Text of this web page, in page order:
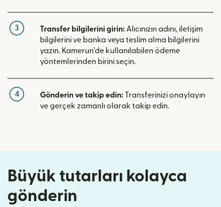
3 Transfer bilgilerini girin: Alıcınızın adını, iletişim
bilgilerini ve banka veya teslim alma bilgilerini
yazın. Kamerun'de kullanılabilen ödeme
yöntemlerinden birini seçin.
4 Gönderin ve takip edin: Transferinizi onaylayın
ve gerçek zamanlı olarak takip edin.
Büyük tutarları kolayca
gönderin